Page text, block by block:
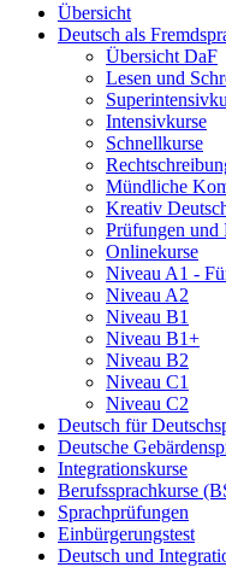
Übersicht
Deutsch als
Übersicht DaF
Lesen und
Intensivkurse
Schnellkurse
Mündliche
Kreativ
Prüfungen und
Onlinekurse
Niveau A1 -
Niveau A2
Niveau B1
Niveau B1+
Niveau B2
Niveau C1
Niveau C2
Deutsch für
Deutsche
Integrationskurse
Berufssprachkurse
Sprachprüfungen
Einbürgerungstest
Deutsch und